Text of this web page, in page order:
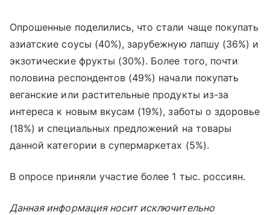
Опрошенные поделились, что стали чаще покупать
азиатские соусы (40%), зарубежную лапшу (36%) и
экзотические фрукты (30%). Более того, почти
половина респондентов (49%) начали покупать
веганские или растительные продукты из-за
интереса к новым вкусам (19%), заботы о здоровье
(18%) и специальных предложений на товары
данной категории в супермаркетах (5%).
В опросе приняли участие более 1 тыс. россиян.
Данная информация носит исключительно